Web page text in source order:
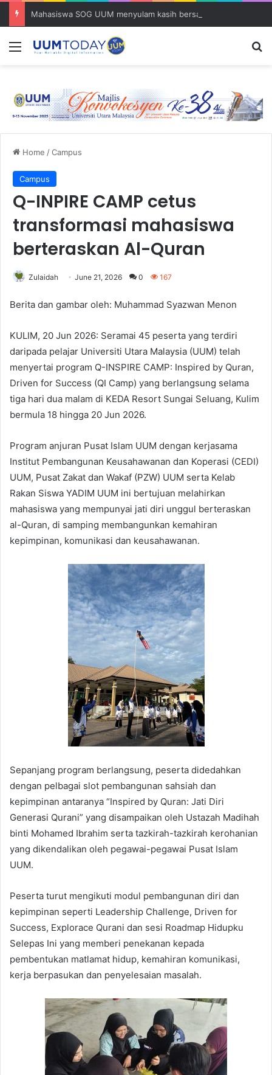
Menu
Home /Campus
Campus
Q-INPIRE CAMP cetus
transformasi mahasiswa
berteraskan Al-Quran
Zulaidah June 21, 2026 0 167
Berita dan gambar oleh: Muhammad Syazwan Menon
KULIM, 20 Jun 2026: Seramai 45 peserta yang terdiri
daripada pelajar Universiti Utara Malaysia (UUM) telah
menyertai program Q-INSPIRE CAMP: Inspired by Quran,
Driven for Success (QI Camp) yang berlangsung selama
tiga hari dua malam di KEDA Resort Sungai Seluang, Kulim
bermula 18 hingga 20 Jun 2026.
Program anjuran Pusat Islam UUM dengan kerjasama
Institut Pembangunan Keusahawanan dan Koperasi (CEDI)
UUM, Pusat Zakat dan Wakaf (PZW) UUM serta Kelab
Rakan Siswa YADIM UUM ini bertujuan melahirkan
mahasiswa yang mempunyai jati diri unggul berteraskan
al-Quran, di samping membangunkan kemahiran
kepimpinan, komunikasi dan keusahawanan.
Sepanjang program berlangsung, peserta didedahkan
dengan pelbagai slot pembangunan sahsiah dan
kepimpinan antaranya “Inspired by Quran: Jati Diri
Generasi Qurani” yang disampaikan oleh Ustazah Madihah
binti Mohamed Ibrahim serta tazkirah-tazkirah kerohanian
yang dikendalikan oleh pegawai-pegawai Pusat Islam
UUM.
Peserta turut mengikuti modul pembangunan diri dan
kepimpinan seperti Leadership Challenge, Driven for
Success, Explorace Qurani dan sesi Roadmap Hidupku
Selepas Ini yang memberi penekanan kepada
pembentukan matlamat hidup, kemahiran komunikasi,
kerja berpasukan dan penyelesaian masalah.